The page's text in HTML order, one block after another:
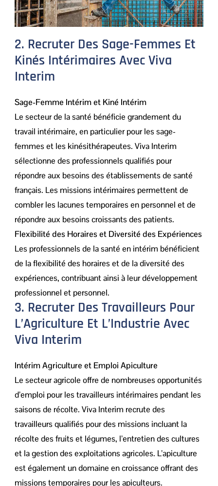
2. Recruter Des Sage-Femmes Et
Kinés Intérimaires Avec Viva
Interim
Sage-Femme Intérim et Kiné Intérim
Le secteur de la santé bénéficie grandement du
travail intérimaire, en particulier pour les sage-
femmes et les kinésithérapeutes. Viva Interim
sélectionne des professionnels qualifiés pour
répondre aux besoins des établissements de santé
français. Les missions intérimaires permettent de
combler les lacunes temporaires en personnel et de
répondre aux besoins croissants des patients.
Flexibilité des Horaires et Diversité des Expériences
Les professionnels de la santé en intérim bénéficient
de la flexibilité des horaires et de la diversité des
expériences, contribuant ainsi à leur développement
professionnel et personnel.
3. Recruter Des Travailleurs Pour
L’Agriculture Et L’Industrie Avec
Viva Interim
Intérim Agriculture et Emploi Apiculture
Le secteur agricole offre de nombreuses opportunités
d’emploi pour les travailleurs intérimaires pendant les
saisons de récolte. Viva Interim recrute des
travailleurs qualifiés pour des missions incluant la
récolte des fruits et légumes, l’entretien des cultures
et la gestion des exploitations agricoles. L’apiculture
est également un domaine en croissance offrant des
missions temporaires pour les apiculteurs.